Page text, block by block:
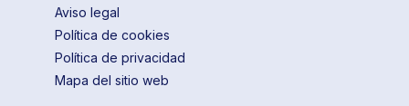
Aviso legal
Política de cookies
Política de privacidad
Mapa del sitio web